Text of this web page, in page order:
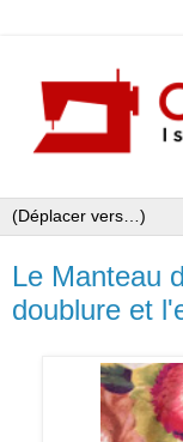
Le Manteau
doublure et